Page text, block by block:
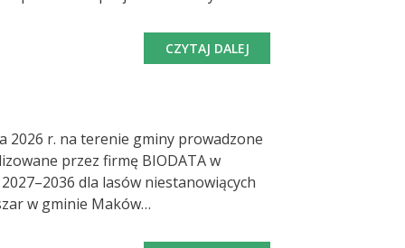
od dnia 01 września 2026r.
mu brania udziału w pracach
CZYTAJ DALEJ
2026 r. na terenie gminy prowadzone
przez firmę BIODATA w
dla lasów niestanowiących